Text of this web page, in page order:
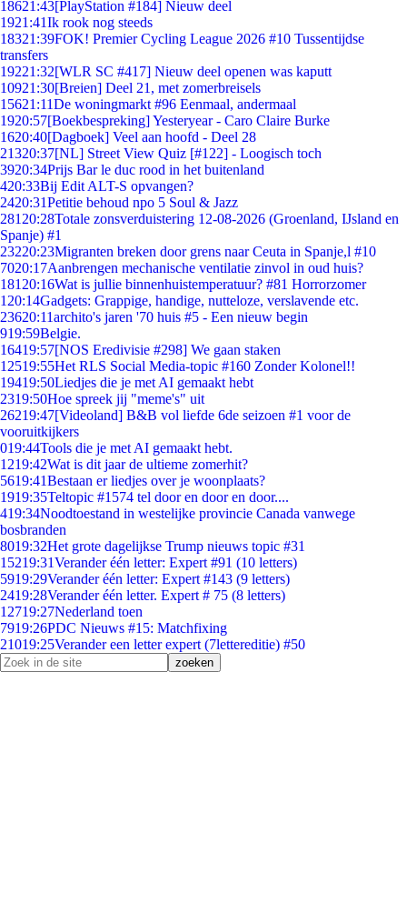
18621:43[PlayStation #184] Nieuw deel
1921:41Ik rook nog steeds
18321:39FOK! Premier Cycling League 2026 #10 Tussentijdse
transfers
19221:32[WLR SC #417] Nieuw deel openen was kaputt
10921:30[Breien] Deel 21, met zomerbreisels
15621:11De woningmarkt #96 Eenmaal, andermaal
1920:57[Boekbespreking] Yesteryear - Caro Claire Burke
1620:40[Dagboek] Veel aan hoofd - Deel 28
21320:37[NL] Street View Quiz [#122] - Loogisch toch
3920:34Prijs Bar le duc rood in het buitenland
420:33Bij Edit ALT-S opvangen?
2420:31Petitie behoud npo 5 Soul & Jazz
281 20:28Totale zonsverduistering 12-08-2026 (Groenland, IJsland en
Spanje) #1
23220:23Migranten breken door grens naar Ceuta in Spanje,l #10
7020:17Aanbrengen mechanische ventilatie zinvol in oud huis?
181 20:16Wat is jullie binnenhuistemperatuur? #81 Horrorzomer
1 20:14Gadgets: Grappige, handige, nutteloze, verslavende etc.
23620:11archito's jaren '70 huis #5 - Een nieuw begin
919:59Belgie.
16419:57[NOS Eredivisie #298] We gaan staken
12519:55Het RLS Social Media-topic #160 Zonder Kolonel!!
19419:50Liedjes die je met AI gemaakt hebt
2319:50Hoe spreek jij "meme's" uit
26219:47[Videoland] B&B vol liefde 6de seizoen #1 voor de
vooruitkijkers
019:44Tools die je met AI gemaakt hebt.
1219:42Wat is dit jaar de ultieme zomerhit?
5619:41Bestaan er liedjes over je woonplaats?
1919:35Teltopic #1574 tel door en door en door....
419:34Noodtoestand in westelijke provincie Canada vanwege
bosbranden
8019:32Het grote dagelijkse Trump nieuws topic #31
15219:31Verander één letter: Expert #91 (10 letters)
5919:29Verander één letter: Expert #143 (9 letters)
2419:28Verander één letter. Expert # 75 (8 letters)
12719:27Nederland toen
7919:26PDC Nieuws #15: Matchfixing
21019:25Verander een letter expert (7lettereditie) #50